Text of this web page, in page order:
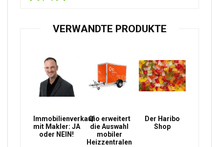
VERWANDTE PRODUKTE
Immobilienverkauf
mit Makler: JA
oder NEIN!
Qio erweitert
die Auswahl
mobiler
Heizzentralen
Der Haribo
Shop